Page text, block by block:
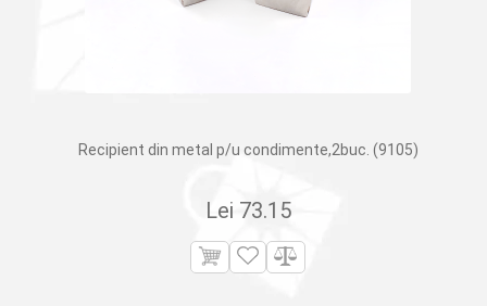
Recipient din metal p/u condimente,2buc. (9105)
Lei 73.15